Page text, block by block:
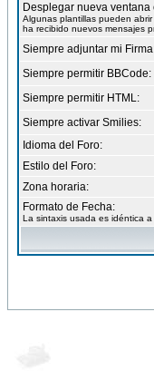
Desplegar nueva
Algunas plantillas pueden
ha recibido nuevos mensajes
Siempre adjuntar mi
Siempre permitir BBCode:
Siempre permitir HTML:
Siempre activar Smilies:
Idioma del Foro:
Estilo del Foro:
Zona horaria:
Formato de Fecha:
La sintaxis usada es idéntica a